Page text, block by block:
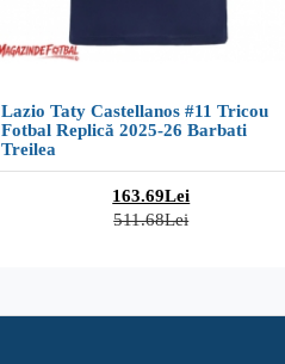
Lazio Taty Castellanos #11 Tricou
Fotbal Replică 2025-26 Barbati
Treilea
163.69Lei
511.68Lei